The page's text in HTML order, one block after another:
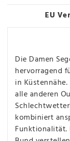
EU
Die Damen
hervorragend
in
alle anderen
kombiniert
Funktionalität.